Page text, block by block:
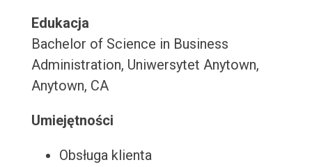
Edukacja
Bachelor of Science in Business
Administration, Uniwersytet Anytown,
Anytown, CA
Umiejętności
Obsługa klienta